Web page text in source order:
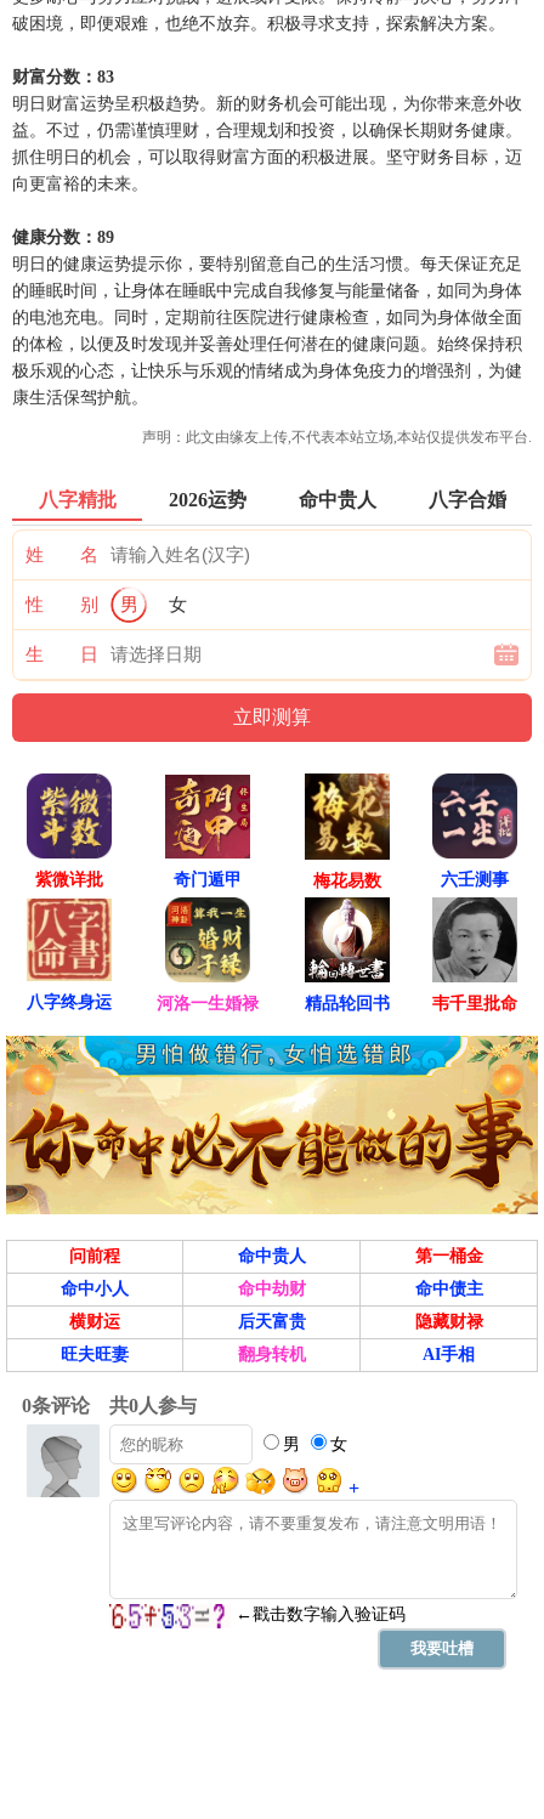
破困境，即便艰难，也绝不放弃。积极寻求支持，探索解决方案。
财富分数：83
明日财富运势呈积极趋势。新的财务机会可能出现，为你带来意外收
益。不过，仍需谨慎理财，合理规划和投资，以确保长期财务健康。
抓住明日的机会，可以取得财富方面的积极进展。坚守财务目标，迈
向更富裕的未来。
健康分数：89
明日的健康运势提示你，要特别留意自己的生活习惯。每天保证充足
的睡眠时间，让身体在睡眠中完成自我修复与能量储备，如同为身体
的电池充电。同时，定期前往医院进行健康检查，如同为身体做全面
的体检，以便及时发现并妥善处理任何潜在的健康问题。始终保持积
极乐观的心态，让快乐与乐观的情绪成为身体免疫力的增强剂，为健
康生活保驾护航。
声明：此文由缘友 上传,不代表本站立场,本站仅提供发布平台.
八字精批 2026运势 命中贵人 八字合婚
姓 名
性 别 男 女
生 日
紫微详批 奇门遁甲 梅花易数 六壬测事
八字终身运 河洛一生婚禄 精品轮回书 韦千里批命
问前程 命中贵人
第一桶金
命中小人
命中劫财
命中债主
横财运
后天富贵
隐藏财禄
旺夫旺妻
翻身转机 AI手相